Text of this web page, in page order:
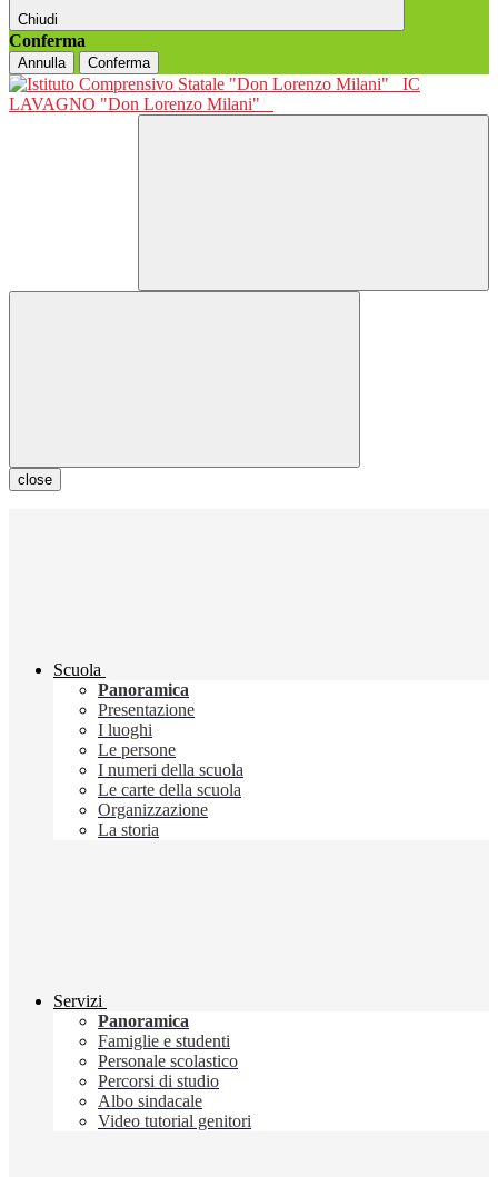
Chiudi
Conferma
Annulla Conferma
IC
LAVAGNO "Don Lorenzo Milani"
close
Scuola
Panoramica
Presentazione
I luoghi
Le persone
I numeri della scuola
Le carte della scuola
Organizzazione
La storia
Servizi
Panoramica
Famiglie e studenti
Personale scolastico
Percorsi di studio
Albo sindacale
Video tutorial genitori